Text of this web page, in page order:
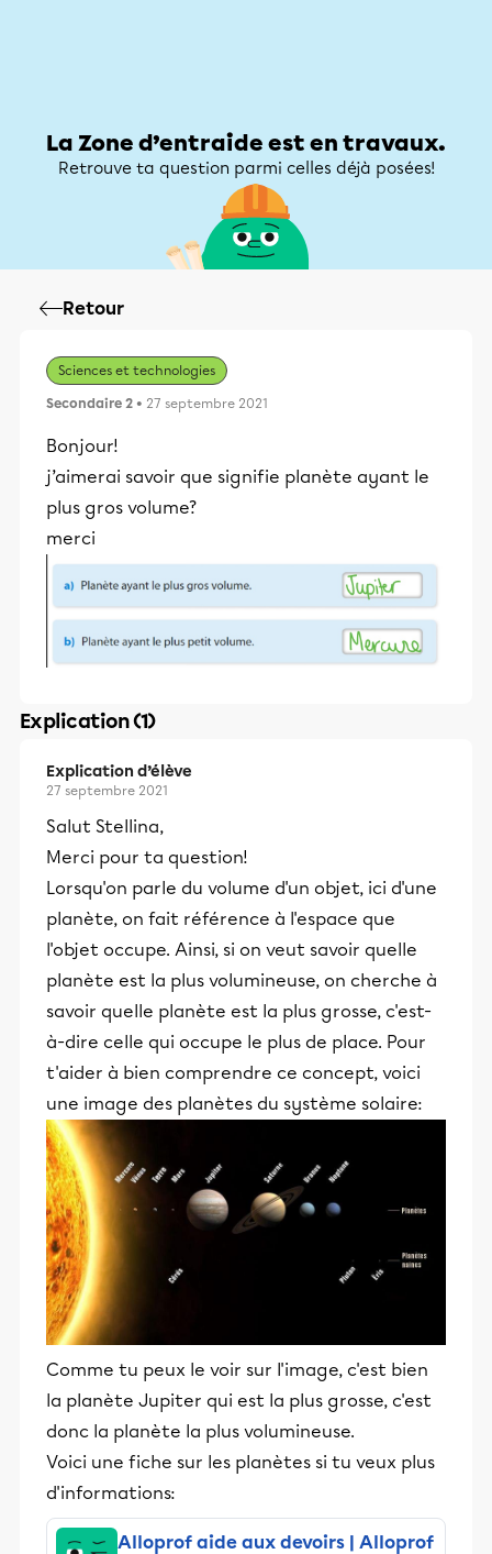
La Zone d’entraide est en travaux.
Retrouve ta question parmi celles déjà posées!
Retour
Sciences et technologies
Secondaire 2 • 27 septembre 2021
Bonjour!
j’aimerai savoir que signifie planète ayant le
plus gros volume?
merci
Explication (1)
Explication d’élève
27 septembre 2021
Salut Stellina,
Merci pour ta question!
Lorsqu'on parle du volume d'un objet, ici d'une
planète, on fait référence à l'espace que
l'objet occupe. Ainsi, si on veut savoir quelle
planète est la plus volumineuse, on cherche à
savoir quelle planète est la plus grosse, c'est-
à-dire celle qui occupe le plus de place. Pour
t'aider à bien comprendre ce concept, voici
une image des planètes du système solaire:
Comme tu peux le voir sur l'image, c'est bien
la planète Jupiter qui est la plus grosse, c'est
donc la planète la plus volumineuse.
Voici une fiche sur les planètes si tu veux plus
d'informations:
Alloprof aide aux devoirs | Alloprof